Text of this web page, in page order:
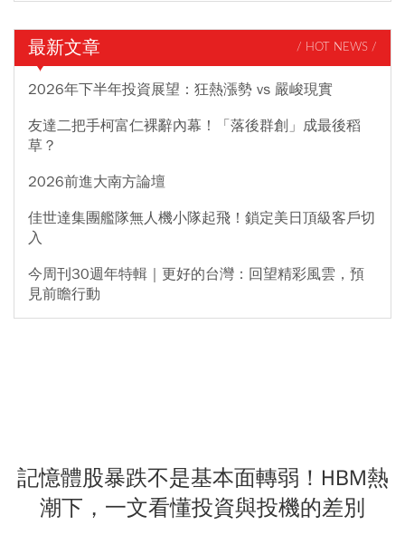
最新文章 / HOT NEWS /
2026年下半年投資展望：狂熱漲勢 vs 嚴峻現實
友達二把手柯富仁裸辭內幕！「落後群創」成最後稻
草？
2026前進大南方論壇
佳世達集團艦隊無人機小隊起飛！鎖定美日頂級客戶切
入
今周刊30週年特輯｜更好的台灣：回望精彩風雲，預
見前瞻行動
記憶體股暴跌不是基本面轉弱！HBM熱
潮下，一文看懂投資與投機的差別